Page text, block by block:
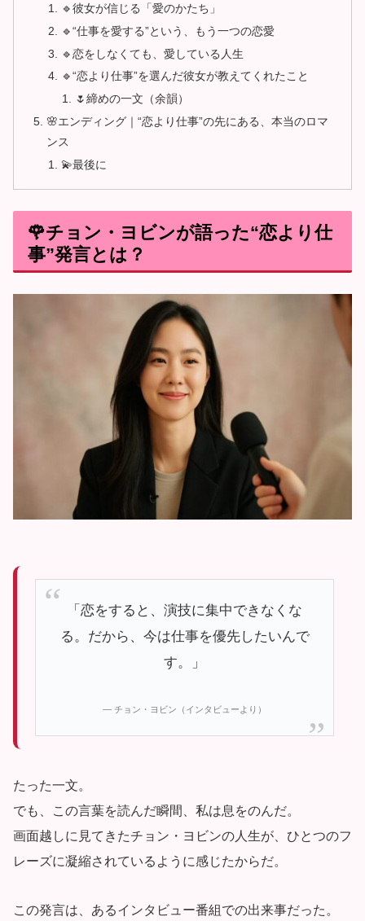
🔹彼女が信じる「愛のかたち」
🔹“仕事を愛する”という、もう一つの恋愛
🔹恋をしなくても、愛している人生
🔹“恋より仕事”を選んだ彼女が教えてくれたこと
🌷締めの一文（余韻）
🌸エンディング｜“恋より仕事”の先にある、本当のロマ
ンス
💫最後に
🌹チョン・ヨビンが語った“恋より仕
事”発言とは？
「恋をすると、演技に集中できなくな
る。だから、今は仕事を優先したいんで
す。」
— チョン・ヨビン（インタビューより）
たった一文。
でも、この言葉を読んだ瞬間、私は息をのんだ。
画面越しに見てきたチョン・ヨビンの人生が、ひとつのフ
レーズに凝縮されているように感じたからだ。
この発言は、あるインタビュー番組での出来事だった。